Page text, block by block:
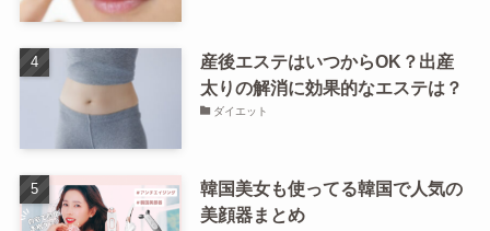
産後エステはいつからOK？出産
太りの解消に効果的なエステは？
ダイエット
韓国美女も使ってる韓国で人気の
美顔器まとめ